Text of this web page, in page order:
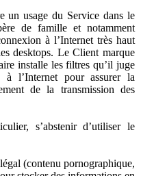
un usage du Service dans le
de famille et notamment
à l’Internet très haut
desktops. Le Client marque
installe les filtres qu’il juge
à l’Internet pour assurer la
de la transmission des
s’abstenir d’utiliser le
(contenu pornographique,